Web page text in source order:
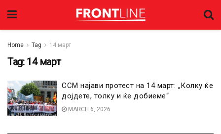
Home Tag 14 март
Tag: 14 март
ССМ најави протест на 14 март: „Колку ќе
дојдете, толку и ќе добиеме“
MARCH 6, 2026